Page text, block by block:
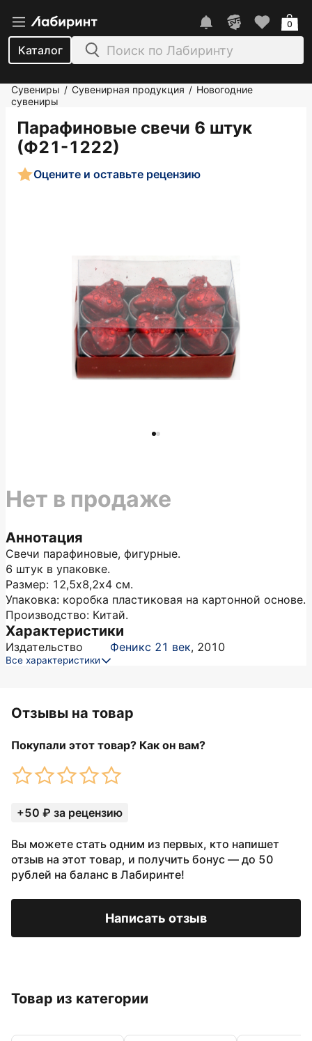
Каталог
0
Сувениры / Сувенирная продукция / Новогодние
сувениры
Парафиновые свечи 6 штук
(Ф21-1222)
Оцените и оставьте рецензию
Аннотация
Свечи парафиновые, фигурные.
6 штук в упаковке.
Размер: 12,5х8,2х4 см.
Упаковка: коробка пластиковая на картонной основе.
Производство: Китай.
Характеристики
Издательство Феникс 21 век, 2010
Все характеристики
Нет в продаже
Отзывы на товар
Покупали этот товар? Как он вам?
+50 ₽ за рецензию
Вы можете стать одним из первых, кто напишет
отзыв на этот товар, и получить бонус — до 50
рублей на баланс в Лабиринте!
Написать отзыв
Товар из категории